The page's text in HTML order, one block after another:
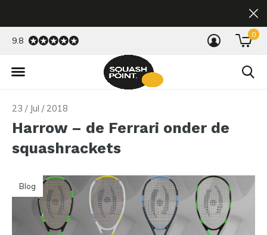
0
9.8
23 / Jul / 2018
Harrow – de Ferrari onder de
squashrackets
Blog